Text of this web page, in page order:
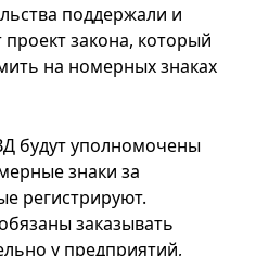
поддержали и
закона, который
на номерных знаках
будут уполномочены
знаки за
регистрируют.
заказывать
у предприятий,